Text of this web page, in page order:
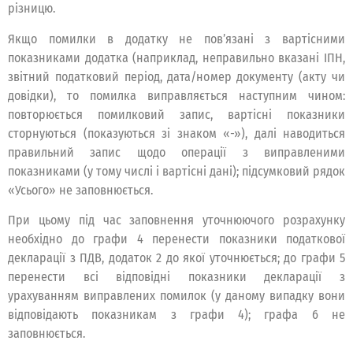
різницю.
Якщо помилки в додатку не пов’язані з вартісними
показниками додатка (наприклад, неправильно вказані ІПН,
звітний податковий період, дата/номер документу (акту чи
довідки), то помилка виправляється наступним чином:
повторюється помилковий запис, вартісні показники
сторнуються (показуються зі знаком «-»), далі наводиться
правильний запис щодо операції з виправленими
показниками (у тому числі і вартісні дані); підсумковий рядок
«Усього» не заповнюється.
При цьому під час заповнення уточнюючого розрахунку
необхідно до графи 4 перенести показники податкової
декларації з ПДВ, додаток 2 до якої уточнюється; до графи 5
перенести всі відповідні показники декларації з
урахуванням виправлених помилок (у даному випадку вони
відповідають показникам з графи 4); графа 6 не
заповнюється.